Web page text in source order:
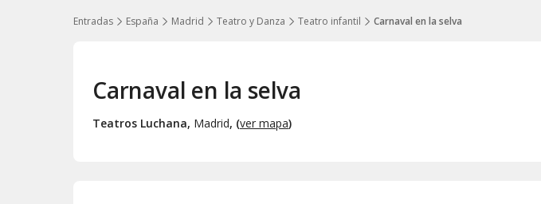
Entradas España Madrid Teatro y Danza Teatro infantil Carnaval en la selva
Carnaval en la selva
Teatros Luchana, Madrid, (ver mapa)